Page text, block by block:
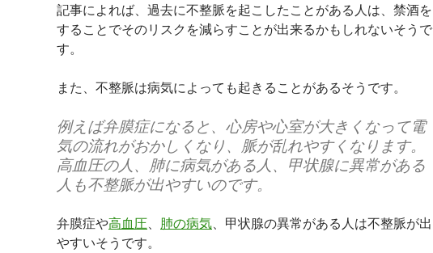
記事によれば、過去に不整脈を起こしたことがある人は、禁酒を
することでそのリスクを減らすことが出来るかもしれないそうで
す。
また、不整脈は病気によっても起きることがあるそうです。
例えば弁膜症になると、心房や心室が大きくなって電
気の流れがおかしくなり、脈が乱れやすくなります。
高血圧の人、肺に病気がある人、甲状腺に異常がある
人も不整脈が出やすいのです。
弁膜症や高血圧 肺の病気 、甲状腺の異常がある人は不整脈が出
やすいそうです。